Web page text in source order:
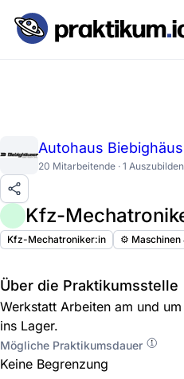
Autohaus
20 Mitarbeitende · 1
Kfz-
Kfz-Mechatroniker:in ⚙️ Maschinen
Über die Praktikumsstelle
Werkstatt Arbeiten am und
ins Lager.
Mögliche Praktikumsdauer
Keine Begrenzung